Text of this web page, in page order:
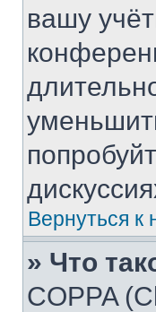
вашу
Вернуться к
» Что
COPPA